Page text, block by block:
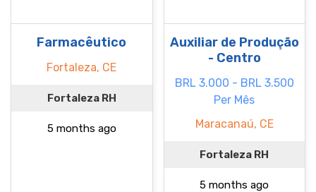
Farmacêutico
Fortaleza, CE
Fortaleza RH
5 months ago
Auxiliar de Produção
- Centro
BRL 3.000 - BRL 3.500
Per Mês
Maracanaú, CE
Fortaleza RH
5 months ago